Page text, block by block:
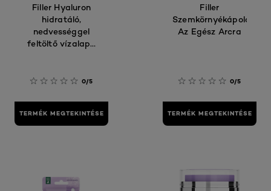
Filler Hyaluron
hidratáló,
nedvességgel
feltöltő vízalapú
0/5
TERMÉK MEGTEKINTÉSE
Filler
Szemkörnyékápoló
Az Egész Arcra
0/5
TERMÉK MEGTEKINTÉSE